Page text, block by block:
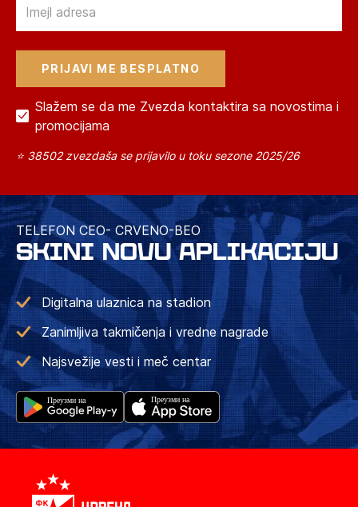
Slažem se da me Zvezda kontaktira sa novostima i
promocijama
⭐ 38502 zvezdaša se prijavilo u toku sezone 2025/26
TELEFON CEO- CRVENO-BEO
SKINI NOVU APLIKACIJU
Digitalna ulaznica na stadion
Zanimljiva takmičenja i vredne nagrade
Najsvežije vesti i meč centar